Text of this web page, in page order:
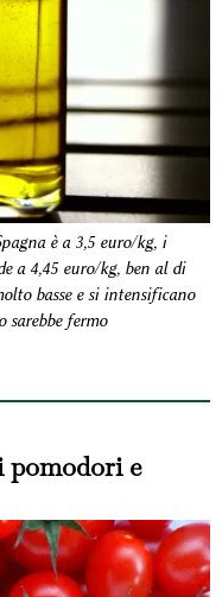
è a 3,5 euro/kg, i
a 4,45 euro/kg, ben al di
basse e si intensificano
sarebbe fermo
pomodori e